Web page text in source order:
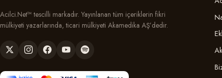
Acilci.Net™ tescilli markadır. Yayınlanan tüm içeriklerin fikri
mülkiyeti yazarlarında, ticari mülkiyeti Akamedika AŞ’dedir.